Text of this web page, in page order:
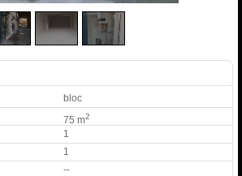
bloc
75 m2
1
1
--